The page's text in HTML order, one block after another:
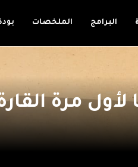
البرامج الملخصات
مرة القارة